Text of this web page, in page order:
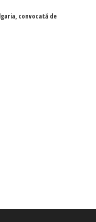
convocată de